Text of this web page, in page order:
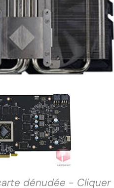
dénudée - Cliquer